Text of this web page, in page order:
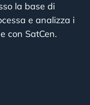
la base di
e analizza i
con SatCen.